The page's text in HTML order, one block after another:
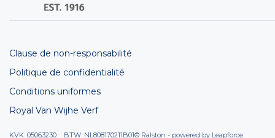
Clause de non-responsabilité
Politique de confidentialité
Conditions uniformes
Royal Van Wijhe Verf
KVK: 05063230 BTW: NL808170211B01© Ralston - powered by Leapforce